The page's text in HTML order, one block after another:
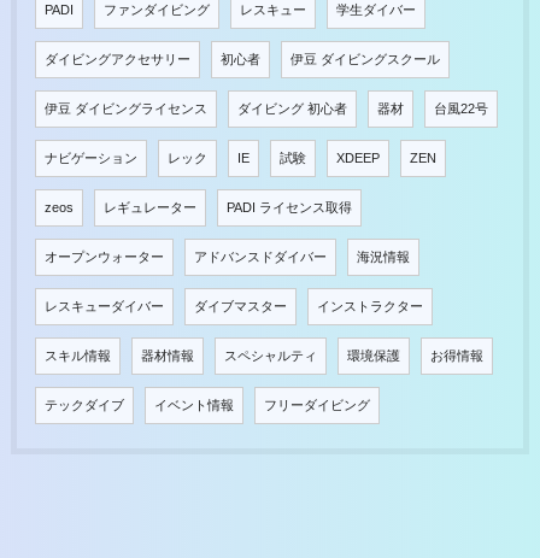
PADI ファンダイビング レスキュー 学生ダイバー
ダイビングアクセサリー 初心者 伊豆 ダイビングスクール
伊豆 ダイビングライセンス ダイビング 初心者 器材 台風22号
ナビゲーション レック IE 試験 XDEEP ZEN
zeos レギュレーター PADI ライセンス取得
オープンウォーター アドバンスドダイバー 海況情報
レスキューダイバー ダイブマスター インストラクター
スキル情報 器材情報 スペシャルティ 環境保護 お得情報
テックダイブ イベント情報 フリーダイビング